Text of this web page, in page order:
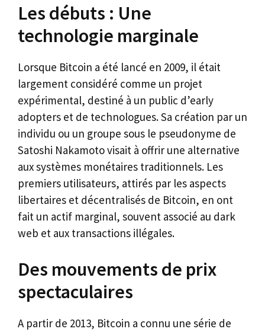
Les débuts : Une
technologie marginale
Lorsque Bitcoin a été lancé en 2009, il était
largement considéré comme un projet
expérimental, destiné à un public d’early
adopters et de technologues. Sa création par un
individu ou un groupe sous le pseudonyme de
Satoshi Nakamoto visait à offrir une alternative
aux systèmes monétaires traditionnels. Les
premiers utilisateurs, attirés par les aspects
libertaires et décentralisés de Bitcoin, en ont
fait un actif marginal, souvent associé au dark
web et aux transactions illégales.
Des mouvements de prix
spectaculaires
A partir de 2013, Bitcoin a connu une série de